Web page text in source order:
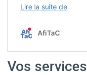
Vos services